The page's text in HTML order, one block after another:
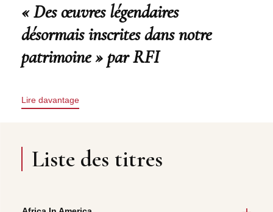
« Des œuvres légendaires
désormais inscrites dans notre
patrimoine » par RFI
Lire davantage
Liste des titres